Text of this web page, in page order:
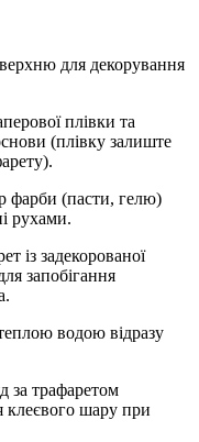
для декорування
плiвки та
(плiвку залиште
фарби (пасти, гелю)
рухами.
iз задекорованої
запобiгання
водою вiдразу
за трафаретом
клеєвого шару при